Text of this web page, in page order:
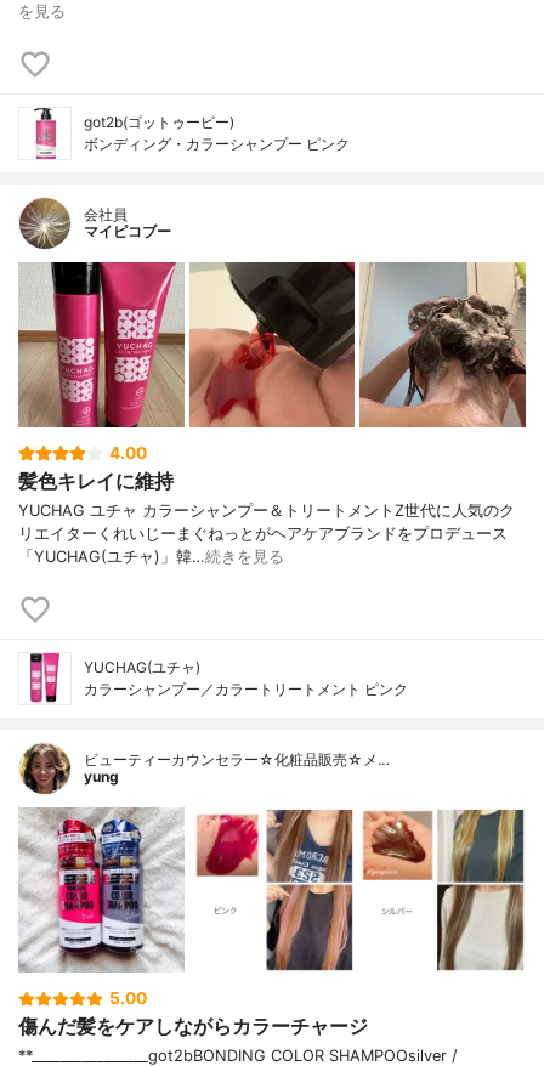
を見る
got2b(ゴットゥービー)
ボンディング・カラーシャンプー ピンク
会社員
マイピコブー
4.00
髪色キレイに維持
YUCHAG ユチャ カラーシャンプー＆トリートメントZ世代に人気のク
リエイターくれいじーまぐねっとがヘアケアブランドをプロデュース
「YUCHAG(ユチャ)」韓…続きを見る
YUCHAG(ユチャ)
カラーシャンプー／カラートリートメント ピンク
ビューティーカウンセラー☆化粧品販売☆メ…
yung
5.00
傷んだ髪をケアしながらカラーチャージ
**________________⁡⁡got2b⁡BONDING COLOR SHAMPOO⁡silver /